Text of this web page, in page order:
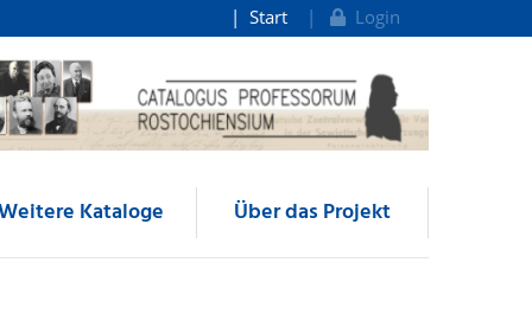
Start Login
Kataloge Über das Projekt